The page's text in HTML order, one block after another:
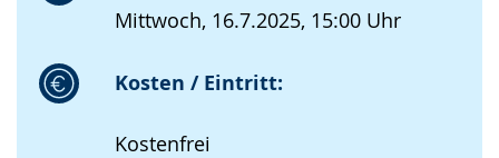
Mittwoch, 16.7.2025, 15:00 Uhr
Kosten / Eintritt:
Kostenfrei